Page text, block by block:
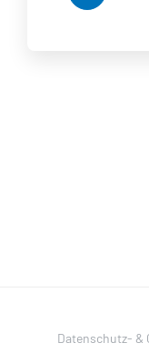
Datenschutz- &